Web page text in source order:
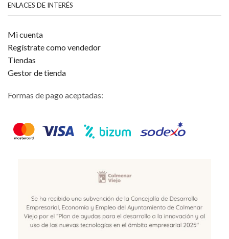
ENLACES DE INTERÉS
Mi cuenta
Regístrate como vendedor
Tiendas
Gestor de tienda
Formas de pago aceptadas: